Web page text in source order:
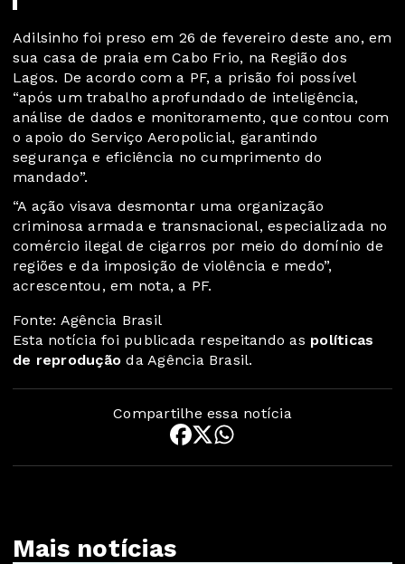
Adilsinho foi preso em 26 de fevereiro deste ano, em
sua casa de praia em Cabo Frio, na Região dos
Lagos. De acordo com a PF, a prisão foi possível
“após um trabalho aprofundado de inteligência,
análise de dados e monitoramento, que contou com
o apoio do Serviço Aeropolicial, garantindo
segurança e eficiência no cumprimento do
mandado”.
“A ação visava desmontar uma organização
criminosa armada e transnacional, especializada no
comércio ilegal de cigarros por meio do domínio de
regiões e da imposição de violência e medo”,
acrescentou, em nota, a PF.
Fonte: Agência Brasil
Esta notícia foi publicada respeitando as políticas
de reprodução da Agência Brasil.
Compartilhe essa notícia
Mais notícias